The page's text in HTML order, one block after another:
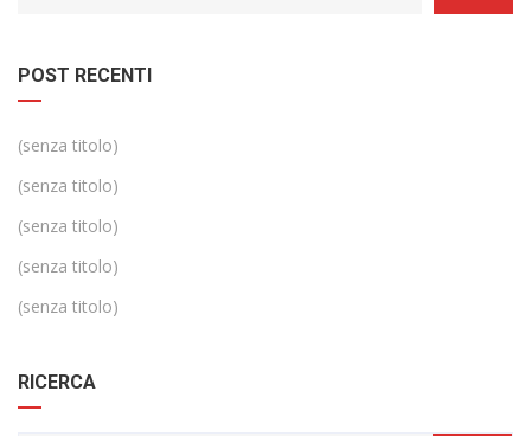
POST RECENTI
(senza titolo)
(senza titolo)
(senza titolo)
(senza titolo)
(senza titolo)
RICERCA